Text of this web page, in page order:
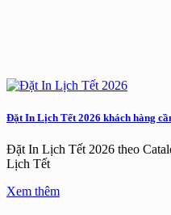
Đặt In Lịch Tết 2026 khách hàng
Đặt In Lịch Tết 2026 theo
Lịch Tết
Xem thêm